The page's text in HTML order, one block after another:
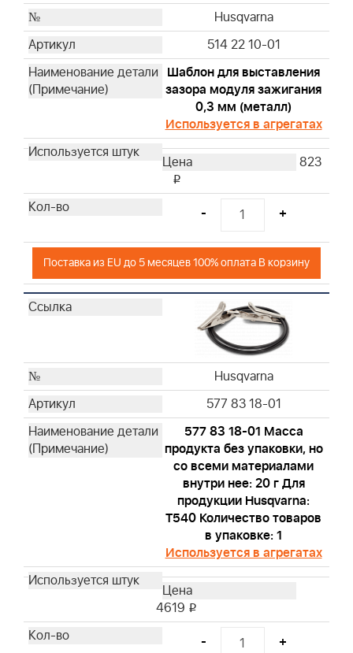
Husqvarna
Husqvarna
Husqvarna
Husqvarna
Husqvarna
Husqvarna
Husqvarna
Husqvarna
Husqvarna
Husqvarna
Husqvarna
Husqvarna
Husqvarna
Husqvarna
Husqvarna
Husqvarna
Husqvarna
Husqvarna
Husqvarna
Husqvarna
Husqvarna
Husqvarna
Husqvarna
Husqvarna
Husqvarna
Husqvarna
Husqvarna
Husqvarna
Husqvarna
Husqvarna
514 22 10-01
Шаблон для выставления
зазора модуля зажигания
0,3 мм (металл)
Используется в агрегатах
823
i
- +
Поставка из EU до 5 месяцев 100% оплата В корзину
Husqvarna
577 83 18-01
577 83 18-01 Масса
продукта без упаковки, но
со всеми материалами
внутри нее: 20 г Для
продукции Husqvarna:
T540 Количество товаров
в упаковке: 1
Используется в агрегатах
4619 i
- +